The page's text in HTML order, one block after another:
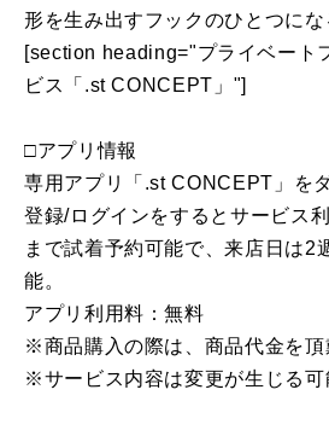
形を生み出すフックのひとつにな
[section heading="プライベート
ビス「.st CONCEPT」"]
□アプリ情報
専用アプリ「.st CONCEPT」を
登録/ログインをするとサービス
まで試着予約可能で、来店日は2
能。
アプリ利用料：無料
※商品購入の際は、商品代金を頂
※サービス内容は変更が生じる可